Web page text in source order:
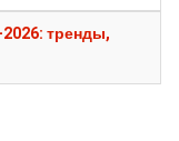
тренды,